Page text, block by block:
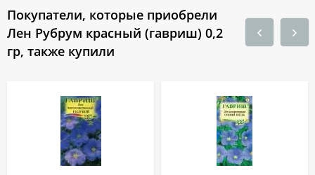
Покупатели, которые приобрели
Лен Рубрум красный (гавриш) 0,2
гр, также купили